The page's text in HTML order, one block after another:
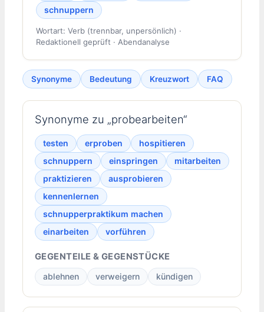
schnuppern
Wortart: Verb (trennbar, unpersönlich) ·
Redaktionell geprüft · Abendanalyse
Synonyme Bedeutung Kreuzwort FAQ
Synonyme zu „probearbeiten“
testen erproben
hospitieren
schnuppern
einspringen
mitarbeiten
praktizieren
ausprobieren
kennenlernen
schnupperpraktikum machen
einarbeiten
vorführen
GEGENTEILE & GEGENSTÜCKE
ablehnen verweigern kündigen